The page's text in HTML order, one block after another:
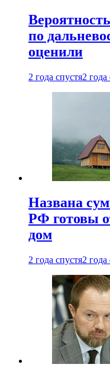
по
оценили
2 года спустя2 года
Названа
РФ готовы
дом
2 года спустя2 года